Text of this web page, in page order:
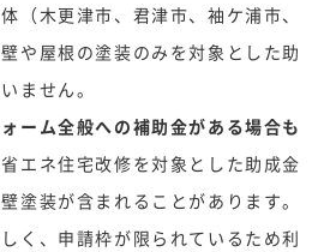
（木更津市、君津市、袖ケ浦市、
や屋根の塗装のみを対象とした助
ません。
ーム全般への補助金がある場合も
エネ住宅改修を対象とした助成金
塗装が含まれることがあります。
く、申請枠が限られているため利